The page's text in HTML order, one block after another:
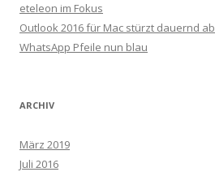
eteleon im Fokus
Outlook 2016 für Mac stürzt dauernd ab
WhatsApp Pfeile nun blau
ARCHIV
März 2019
Juli 2016